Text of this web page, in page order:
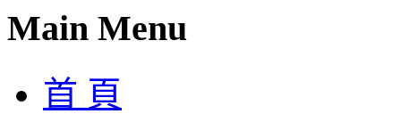
Main Menu
首 頁